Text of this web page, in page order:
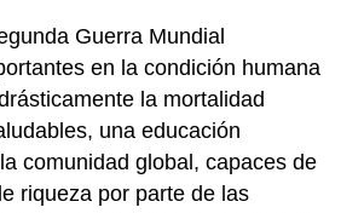
Guerra Mundial
en la condición humana
la mortalidad
una educación
comunidad global, capaces de
riqueza por parte de las